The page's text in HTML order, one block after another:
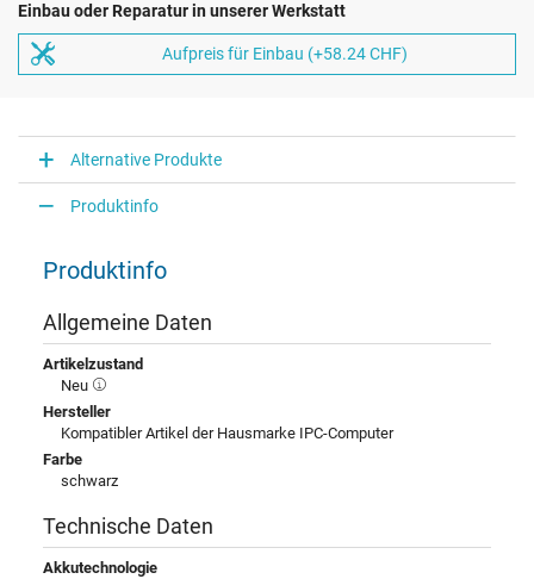
Einbau oder Reparatur in unserer Werkstatt
Aufpreis für Einbau (+58.24 CHF)
Alternative Produkte
Produktinfo
Produktinfo
Allgemeine Daten
Artikelzustand
Neu
Hersteller
Kompatibler Artikel der Hausmarke IPC-Computer
Farbe
schwarz
Technische Daten
Akkutechnologie